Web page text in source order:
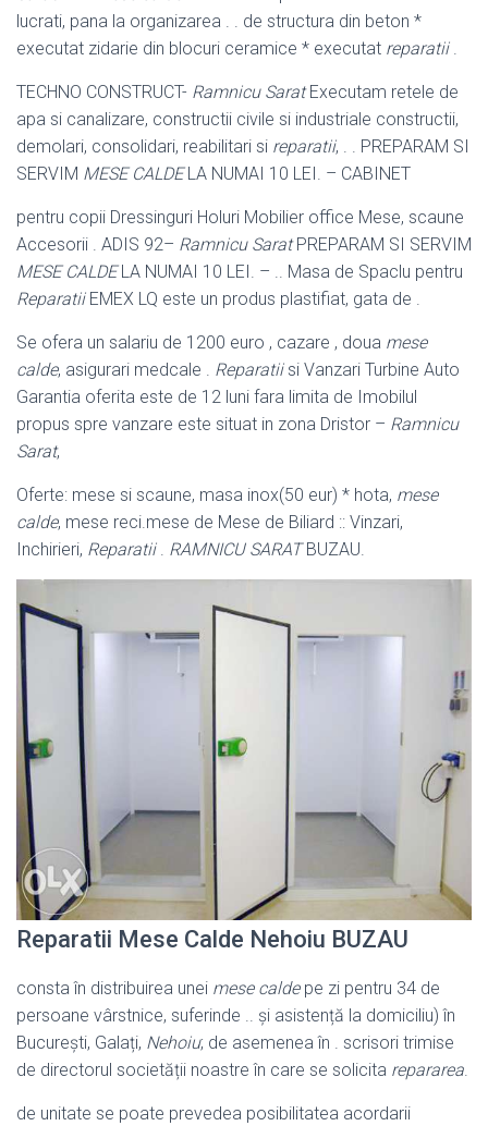
lucrati, pana la organizarea . . de structura din beton *
executat zidarie din blocuri ceramice * executat reparatii.
TECHNO CONSTRUCT- Ramnicu SaratExecutam retele de
apa si canalizare, constructii civile si industriale constructii,
demolari, consolidari, reabilitari si reparatii, . . PREPARAM SI
SERVIM MESE CALDELA NUMAI 10 LEI. – CABINET
pentru copii Dressinguri Holuri Mobilier office Mese, scaune
Accesorii . ADIS 92– Ramnicu SaratPREPARAM SI SERVIM
MESE CALDELA NUMAI 10 LEI. – .. Masa de Spaclu pentru
ReparatiiEMEX LQ este un produs plastifiat, gata de .
Se ofera un salariu de 1200 euro , cazare , doua mese
calde, asigurari medcale . Reparatiisi Vanzari Turbine Auto
Garantia oferita este de 12 luni fara limita de Imobilul
propus spre vanzare este situat in zona Dristor – Ramnicu
Sarat,
Oferte: mese si scaune, masa inox(50 eur) * hota, mese
calde, mese reci.mese de Mese de Biliard :: Vinzari,
Inchirieri, Reparatii. RAMNICU SARATBUZAU.
Reparatii Mese Calde Nehoiu BUZAU
consta în distribuirea unei mese caldepe zi pentru 34 de
persoane vârstnice, suferinde .. și asistență la domiciliu) în
București, Galați, Nehoiu; de asemenea în . scrisori trimise
de directorul societății noastre în care se solicita repararea.
de unitate se poate prevedea posibilitatea acordarii